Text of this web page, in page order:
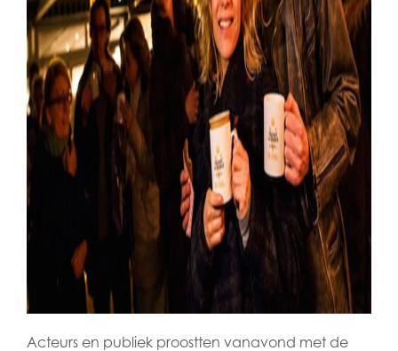
Acteurs en publiek proostten vanavond met de